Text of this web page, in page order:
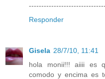
Responder
Gisela 28/7/10, 11:41
hola monii!!! aiiii es
comodo y encima es